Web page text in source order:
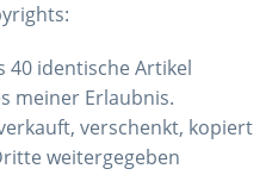
40 identische Artikel
meiner Erlaubnis.
verschenkt, kopiert
weitergegeben